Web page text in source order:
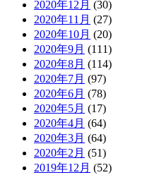
2020年12月 (30)
2020年11月 (27)
2020年10月 (20)
2020年9月 (111)
2020年8月 (114)
2020年7月 (97)
2020年6月 (78)
2020年5月 (17)
2020年4月 (64)
2020年3月 (64)
2020年2月 (51)
2019年12月 (52)